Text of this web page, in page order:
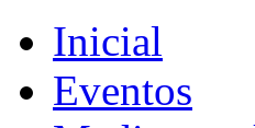
Inicial
Eventos